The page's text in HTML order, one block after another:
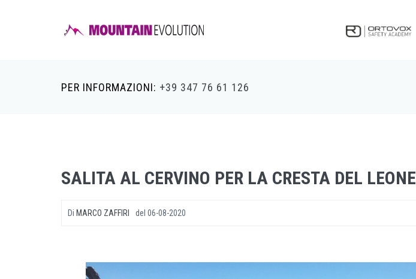
PER INFORMAZIONI: +39 347 76 61 126
SALITA AL CERVINO PER LA CRESTA DEL LEONE
Di MARCO ZAFFIRI del 06-08-2020